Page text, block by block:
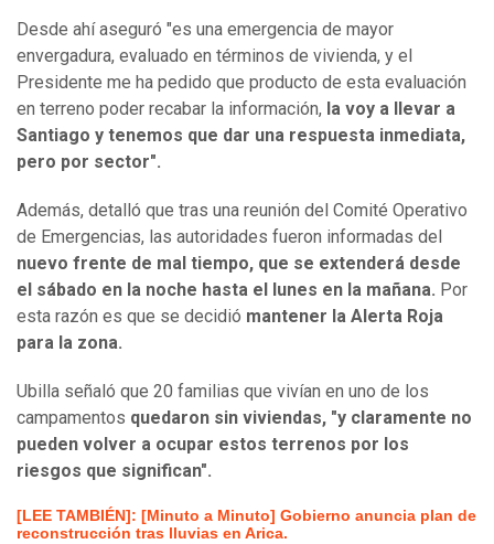
Desde ahí aseguró "es una emergencia de mayor
envergadura, evaluado en términos de vivienda, y el
Presidente me ha pedido que producto de esta evaluación
en terreno poder recabar la información, la voy a llevar a
Santiago y tenemos que dar una respuesta inmediata,
pero por sector".
Además, detalló que tras una reunión del Comité Operativo
de Emergencias, las autoridades fueron informadas del
nuevo frente de mal tiempo, que se extenderá desde
el sábado en la noche hasta el lunes en la mañana. Por
esta razón es que se decidió mantener la Alerta Roja
para la zona.
Ubilla señaló que 20 familias que vivían en uno de los
campamentos quedaron sin viviendas, "y claramente no
pueden volver a ocupar estos terrenos por los
riesgos que significan".
[LEE TAMBIÉN]: [Minuto a Minuto] Gobierno anuncia plan de
reconstrucción tras lluvias en Arica.